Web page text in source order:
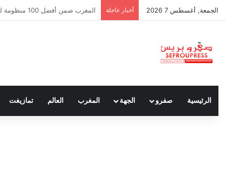
الجمعة, أغسطس 7 2026 أخبار عاجلة سبتة ومليلية… حين يتحدث أنصار
الرئيسية صفرو الجهة المغرب العالم تمازيغت